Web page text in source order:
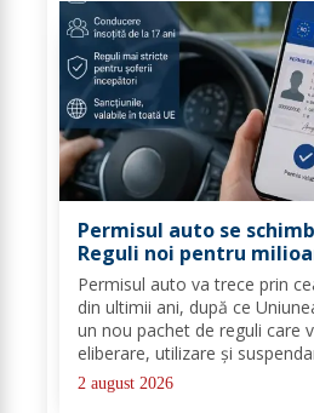
Permisul auto se
Reguli noi pentru
auto
Permisul auto va trece prin
din ultimii ani, după ce
un nou pachet de reguli care
eliberare, utilizare și
România va trebui să
legislația națională până în
2 august 2026